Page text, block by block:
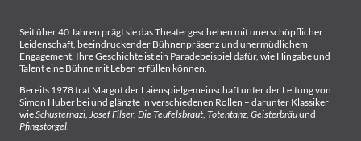
Seit über 40 Jahren prägt sie das Theatergeschehen mit unerschöpflicher
Leidenschaft, beeindruckender Bühnenpräsenz und unermüdlichem
Engagement. Ihre Geschichte ist ein Paradebeispiel dafür, wie Hingabe und
Talent eine Bühne mit Leben erfüllen können.
Bereits 1978 trat Margot der Laienspielgemeinschaft unter der Leitung von
Simon Huber bei und glänzte in verschiedenen Rollen – darunter Klassiker
wieSchusternazi, Josef Filser, Die Teufelsbraut, Totentanz, Geisterbräuund
Pfingstorgel.